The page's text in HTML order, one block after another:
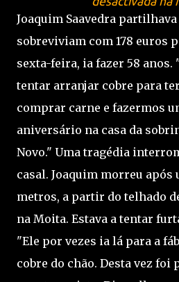
Joaquim Saavedra
sobreviviam com 178 euros
sexta-feira, ia fazer 58 anos.
tentar arranjar cobre para
comprar carne e fazermos
aniversário na casa da
Novo." Uma tragédia
casal. Joaquim morreu após
metros, a partir do telhado
na Moita. Estava a tentar
"Ele por vezes ia lá para a
cobre do chão. Desta vez foi